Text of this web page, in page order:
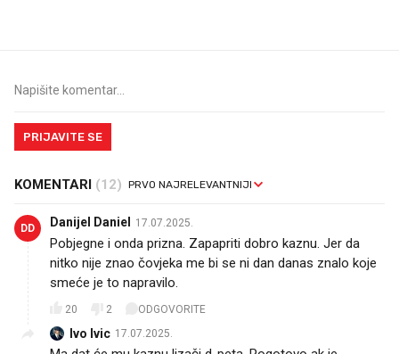
PRIJAVITE SE
KOMENTARI (12)
DD Danijel Daniel 17.07.2025.
Pobjegne i onda prizna. Zapapriti dobro kaznu. Jer da
nitko nije znao čovjeka me bi se ni dan danas znalo koje
smeće je to napravilo.
20 2 ODGOVORITE
Ivo Ivic 17.07.2025.